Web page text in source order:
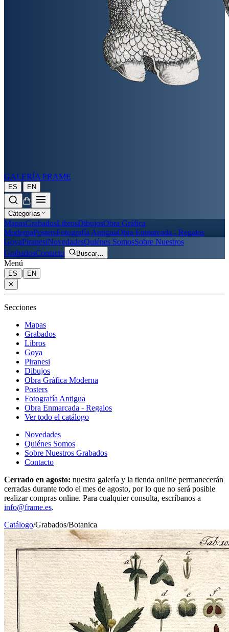
GALERÍA FRAME
ES | EN
Categorías
MapasGrabadosLibrosDibujosObra Gráfica
ModernaPostersFotografía AntiguaObra Enmarcada - Regalos
GoyaPiranesiNovedadesQuiénes SomosSobre Nuestros
GrabadosContacto Buscar…
Menú
ES |
EN
✕
Secciones
Mapas
Grabados
Libros
Goya
Piranesi
Dibujos
Obra Gráfica Moderna
Posters
Fotografía Antigua
Obra Enmarcada - Regalos
Ver todo el catálogo
Novedades
Quiénes Somos
Sobre Nuestros Grabados
Contacto
Cerrado en agosto: nuestra galería y la tienda online permanecerán
cerradas durante todo el mes de agosto, por lo que no será posible
realizar compras online. Para cualquier consulta, escríbanos a
info@frame.es.
Catálogo/Grabados/Botanica